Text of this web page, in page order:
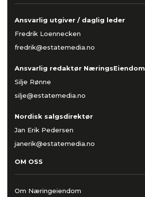
Ansvarlig utgiver / daglig leder
Fredrik Loennecken
fredrik@estatemedia.no
Ansvarlig redaktør NæringsEiendom
Silje Rønne
silje@estatemedia.no
Nordisk salgsdirektør
Jan Erik Pedersen
janerik@estatemedia.no
OM OSS
Om Næringeiendom